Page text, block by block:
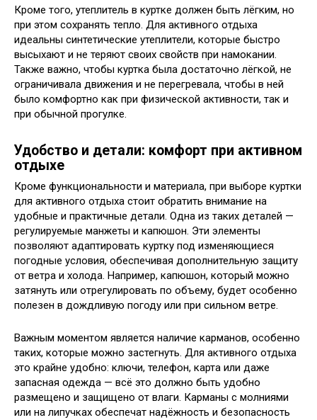
Кроме того, утеплитель в куртке должен быть лёгким, но
при этом сохранять тепло. Для активного отдыха
идеальны синтетические утеплители, которые быстро
высыхают и не теряют своих свойств при намокании.
Также важно, чтобы куртка была достаточно лёгкой, не
ограничивала движения и не перегревала, чтобы в ней
было комфортно как при физической активности, так и
при обычной прогулке.
Удобство и детали: комфорт при активном
отдыхе
Кроме функциональности и материала, при выборе куртки
для активного отдыха стоит обратить внимание на
удобные и практичные детали. Одна из таких деталей —
регулируемые манжеты и капюшон. Эти элементы
позволяют адаптировать куртку под изменяющиеся
погодные условия, обеспечивая дополнительную защиту
от ветра и холода. Например, капюшон, который можно
затянуть или отрегулировать по объему, будет особенно
полезен в дождливую погоду или при сильном ветре.
Важным моментом является наличие карманов, особенно
таких, которые можно застегнуть. Для активного отдыха
это крайне удобно: ключи, телефон, карта или даже
запасная одежда — всё это должно быть удобно
размещено и защищено от влаги. Карманы с молниями
или на липучках обеспечат надёжность и безопасность